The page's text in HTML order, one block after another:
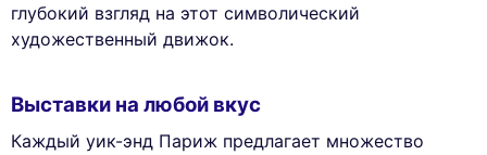
глубокий взгляд на этот символический
художественный движок.
Выставки на любой вкус
Каждый уик-энд Париж предлагает множество